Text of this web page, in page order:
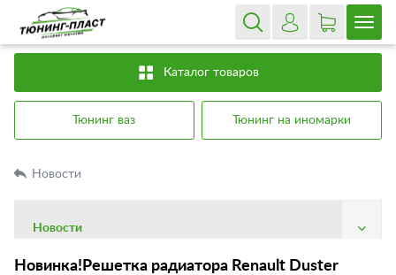
Каталог товаров
Тюнинг ваз Тюнинг на иномарки
Новости
О компании
Новости
Новинка!Решетка радиатора Renault Duster